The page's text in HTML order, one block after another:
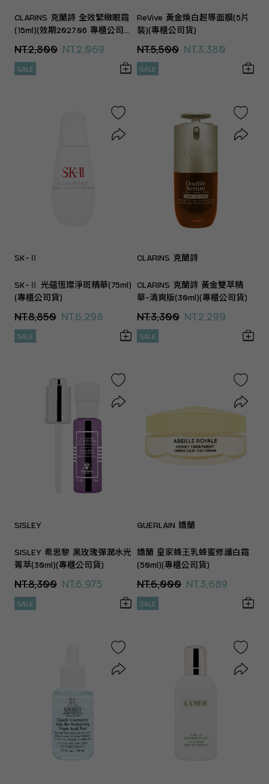
CLARINS 克蘭詩 全效緊緻眼霜
(15ml)(效期2027.06 專櫃公司
NT.2,800 NT.2,069
SALE
ReVive 黃金煥白超導面膜(5片
裝)(專櫃公司貨)
NT.5,500 NT.3,380
SALE
SK-Ⅱ
SK-Ⅱ 光蘊恆璨淨斑精華(75ml)
(專櫃公司貨)
NT.8,850 NT.6,298
SALE
CLARINS 克蘭詩
CLARINS 克蘭詩 黃金雙萃精
華-清爽版(30ml)(專櫃公司貨)
NT.3,300 NT.2,299
SALE
SISLEY
SISLEY 希思黎 黑玫瑰彈潤水光
菁萃(30ml)(專櫃公司貨)
NT.8,300 NT.6,975
SALE
GUERLAIN 嬌蘭
嬌蘭 皇家蜂王乳蜂蜜修護白霜
(50ml)(專櫃公司貨)
NT.6,000 NT.3,689
SALE